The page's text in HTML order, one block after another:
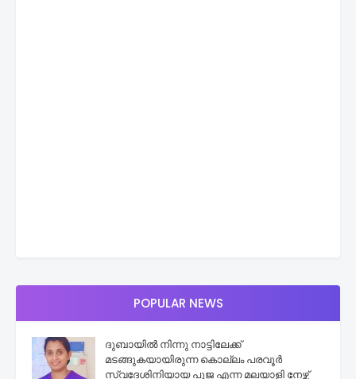
POPULAR NEWS
ദുബായിൽ നിന്നു നാട്ടിലേക്ക്
മടങ്ങുകയായിരുന്ന കൊല്ലം പരവൂർ
സ്വദേശിനിയായ പൂജ എന്ന മലയാളി നേഴ്സ്